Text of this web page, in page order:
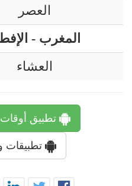
العصر
المغرب -
العشاء
تطبيق
تطبيقات